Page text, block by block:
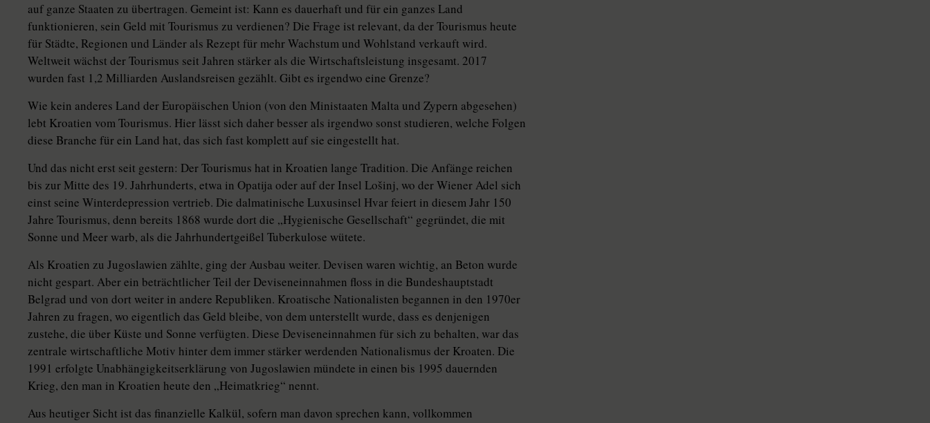
auf ganze Staaten zu übertragen. Gemeint ist: Kann es dauerhaft und für ein ganzes Land
funktionieren, sein Geld mit Tourismus zu verdienen? Die Frage ist relevant, da der Tourismus heute
für Städte, Regionen und Länder als Rezept für mehr Wachstum und Wohlstand verkauft wird.
Weltweit wächst der Tourismus seit Jahren stärker als die Wirtschaftsleistung insgesamt. 2017
wurden fast 1,2 Milliarden Auslandsreisen gezählt. Gibt es irgendwo eine Grenze?
Wie kein anderes Land der Europäischen Union (von den Ministaaten Malta und Zypern abgesehen)
lebt Kroatien vom Tourismus. Hier lässt sich daher besser als irgendwo sonst studieren, welche Folgen
diese Branche für ein Land hat, das sich fast komplett auf sie eingestellt hat.
Und das nicht erst seit gestern: Der Tourismus hat in Kroatien lange Tradition. Die Anfänge reichen
bis zur Mitte des 19. Jahrhunderts, etwa in Opatija oder auf der Insel Lošinj, wo der Wiener Adel sich
einst seine Winterdepression vertrieb. Die dalmatinische Luxusinsel Hvar feiert in diesem Jahr 150
Jahre Tourismus, denn bereits 1868 wurde dort die „Hygienische Gesellschaft“ gegründet, die mit
Sonne und Meer warb, als die Jahrhundertgeißel Tuberkulose wütete.
Als Kroatien zu Jugoslawien zählte, ging der Ausbau weiter. Devisen waren wichtig, an Beton wurde
nicht gespart. Aber ein beträchtlicher Teil der Deviseneinnahmen floss in die Bundeshauptstadt
Belgrad und von dort weiter in andere Republiken. Kroatische Na­tio­nalisten begannen in den 1970er
Jahren zu fragen, wo eigentlich das Geld bleibe, von dem unterstellt wurde, dass es denjenigen
zustehe, die über Küste und Sonne verfügten. Diese Deviseneinnahmen für sich zu behalten, war das
zentrale wirtschaftliche Motiv hinter dem immer stärker werdenden Nationalismus der Kroaten. Die
1991 erfolgte Unabhängigkeitserklärung von Jugoslawien mündete in einen bis 1995 dauernden
Krieg, den man in Kroatien heute den „Heimatkrieg“ nennt.
Aus heutiger Sicht ist das finanzielle Kalkül, sofern man davon sprechen kann, vollkommen